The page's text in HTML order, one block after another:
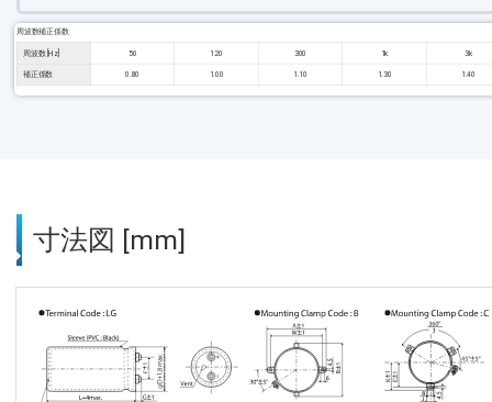
周波数補正係数
周波数 [Hz] 50 120 300 1k 3k
補正係数 0.80 1.00 1.10 1.30 1.40
寸法図 [mm]